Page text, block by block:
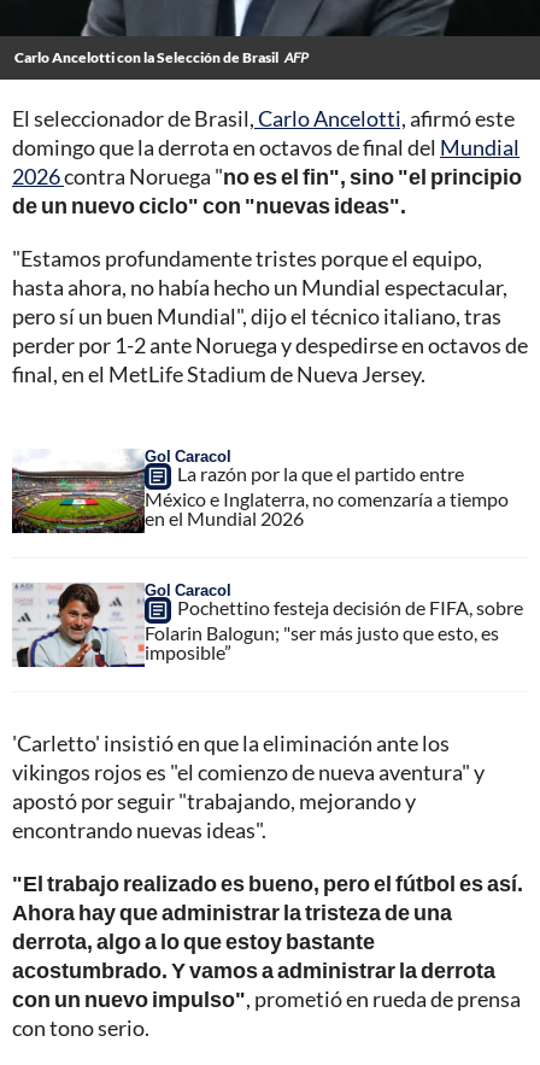
Carlo Ancelotti con la Selección de Brasil AFP
El seleccionador de Brasil,Carlo Ancelotti,afirmó este
domingo que la derrota en octavos de final del Mundial
2026contra Noruega "no es el fin", sino "el principio
de un nuevo ciclo" con "nuevas ideas".
"Estamos profundamente tristes porque el equipo,
hasta ahora, no había hecho un Mundial espectacular,
pero sí un buen Mundial", dijo el técnico italiano, tras
perder por 1-2 ante Noruega y despedirse en octavos de
final, en el MetLife Stadium de Nueva Jersey.
Gol Caracol
La razón por la que el partido entre
México e Inglaterra, no comenzaría a tiempo
en el Mundial 2026
Gol Caracol
Pochettino festeja decisión de FIFA, sobre
Folarin Balogun; "ser más justo que esto, es
imposible”
'Carletto' insistió en que la eliminación ante los
vikingos rojos es "el comienzo de nueva aventura" y
apostó por seguir "trabajando, mejorando y
encontrando nuevas ideas".
"El trabajo realizado es bueno, pero el fútbol es así.
Ahora hay que administrar la tristeza de una
derrota, algo a lo que estoy bastante
acostumbrado. Y vamos a administrar la derrota
con un nuevo impulso", prometió en rueda de prensa
con tono serio.